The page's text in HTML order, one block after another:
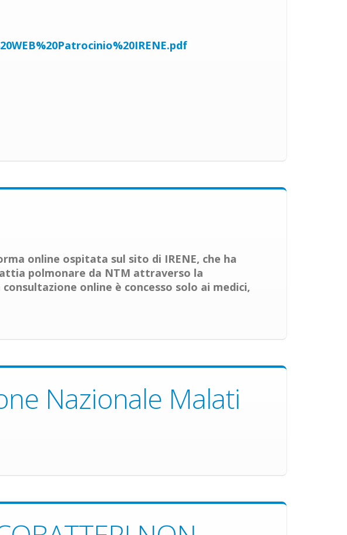
online ospitata sul sito di IRENE, che ha
polmonare da NTM attraverso la
online è concesso solo ai medici,
Nazionale Malati